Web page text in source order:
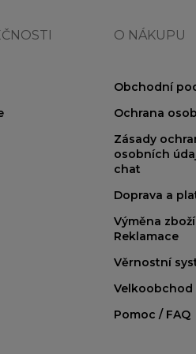
O NÁKUPU
Obchodní
Ochrana
Zásady
osobních
chat
Doprava a
Výměna
Reklamace
Věrnostní
Velkoobchod
Pomoc / FAQ